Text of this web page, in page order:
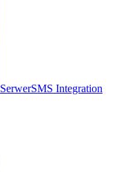
SerwerSMS Integration